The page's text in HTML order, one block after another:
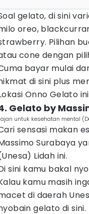
gelato, di sini
oreo,
Pilihan
cone dengan
bayar mulai
di sini plus
Onno Gelato
Gelato by
untuk kesehatan mental
sensasi makan
Surabaya
Lidah ini.
sini kamu bakal
kamu masih
di daerah
gelato di